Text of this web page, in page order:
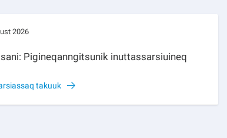
2026
Pigineqanngitsunik inuttassarsiuineq
takuuk